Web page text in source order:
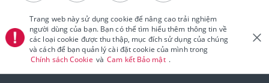
Trang web này sử dụng cookie để nâng cao trải nghiệm
người dùng của bạn. Bạn có thể tìm hiểu thêm thông tin về
các loại cookie được thu thập, mục đích sử dụng của chúng
và cách để bạn quản lý cài đặt cookie của mình trong
Chính sách Cookie và Cam kết Bảo mật .